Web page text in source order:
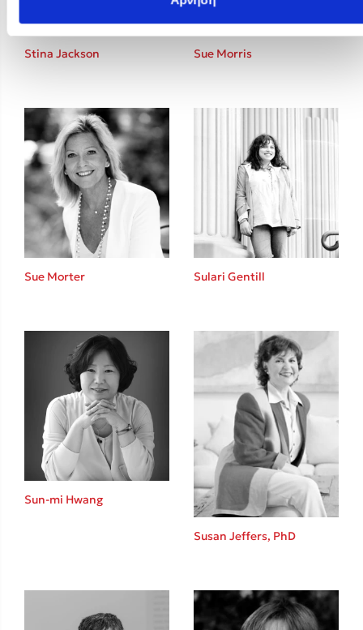
Stina Jackson Sue Morris
Sue Morter Sulari Gentill
Sun-mi Hwang
Susan Jeffers, PhD